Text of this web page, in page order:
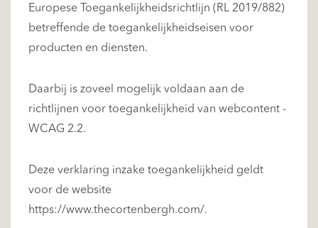
Europese Toegankelijkheidsrichtlijn ( RL 2019/882)
betreffende de toegankelijkheidseisen voor
producten en diensten.
Daarbij is zoveel mogelijk voldaan aan de
richtlijnen voor toegankelijkheid van webcontent -
WCAG 2.2.
Deze verklaring inzake toegankelijkheid geldt
voor de website
https://www.thecortenbergh.com/.